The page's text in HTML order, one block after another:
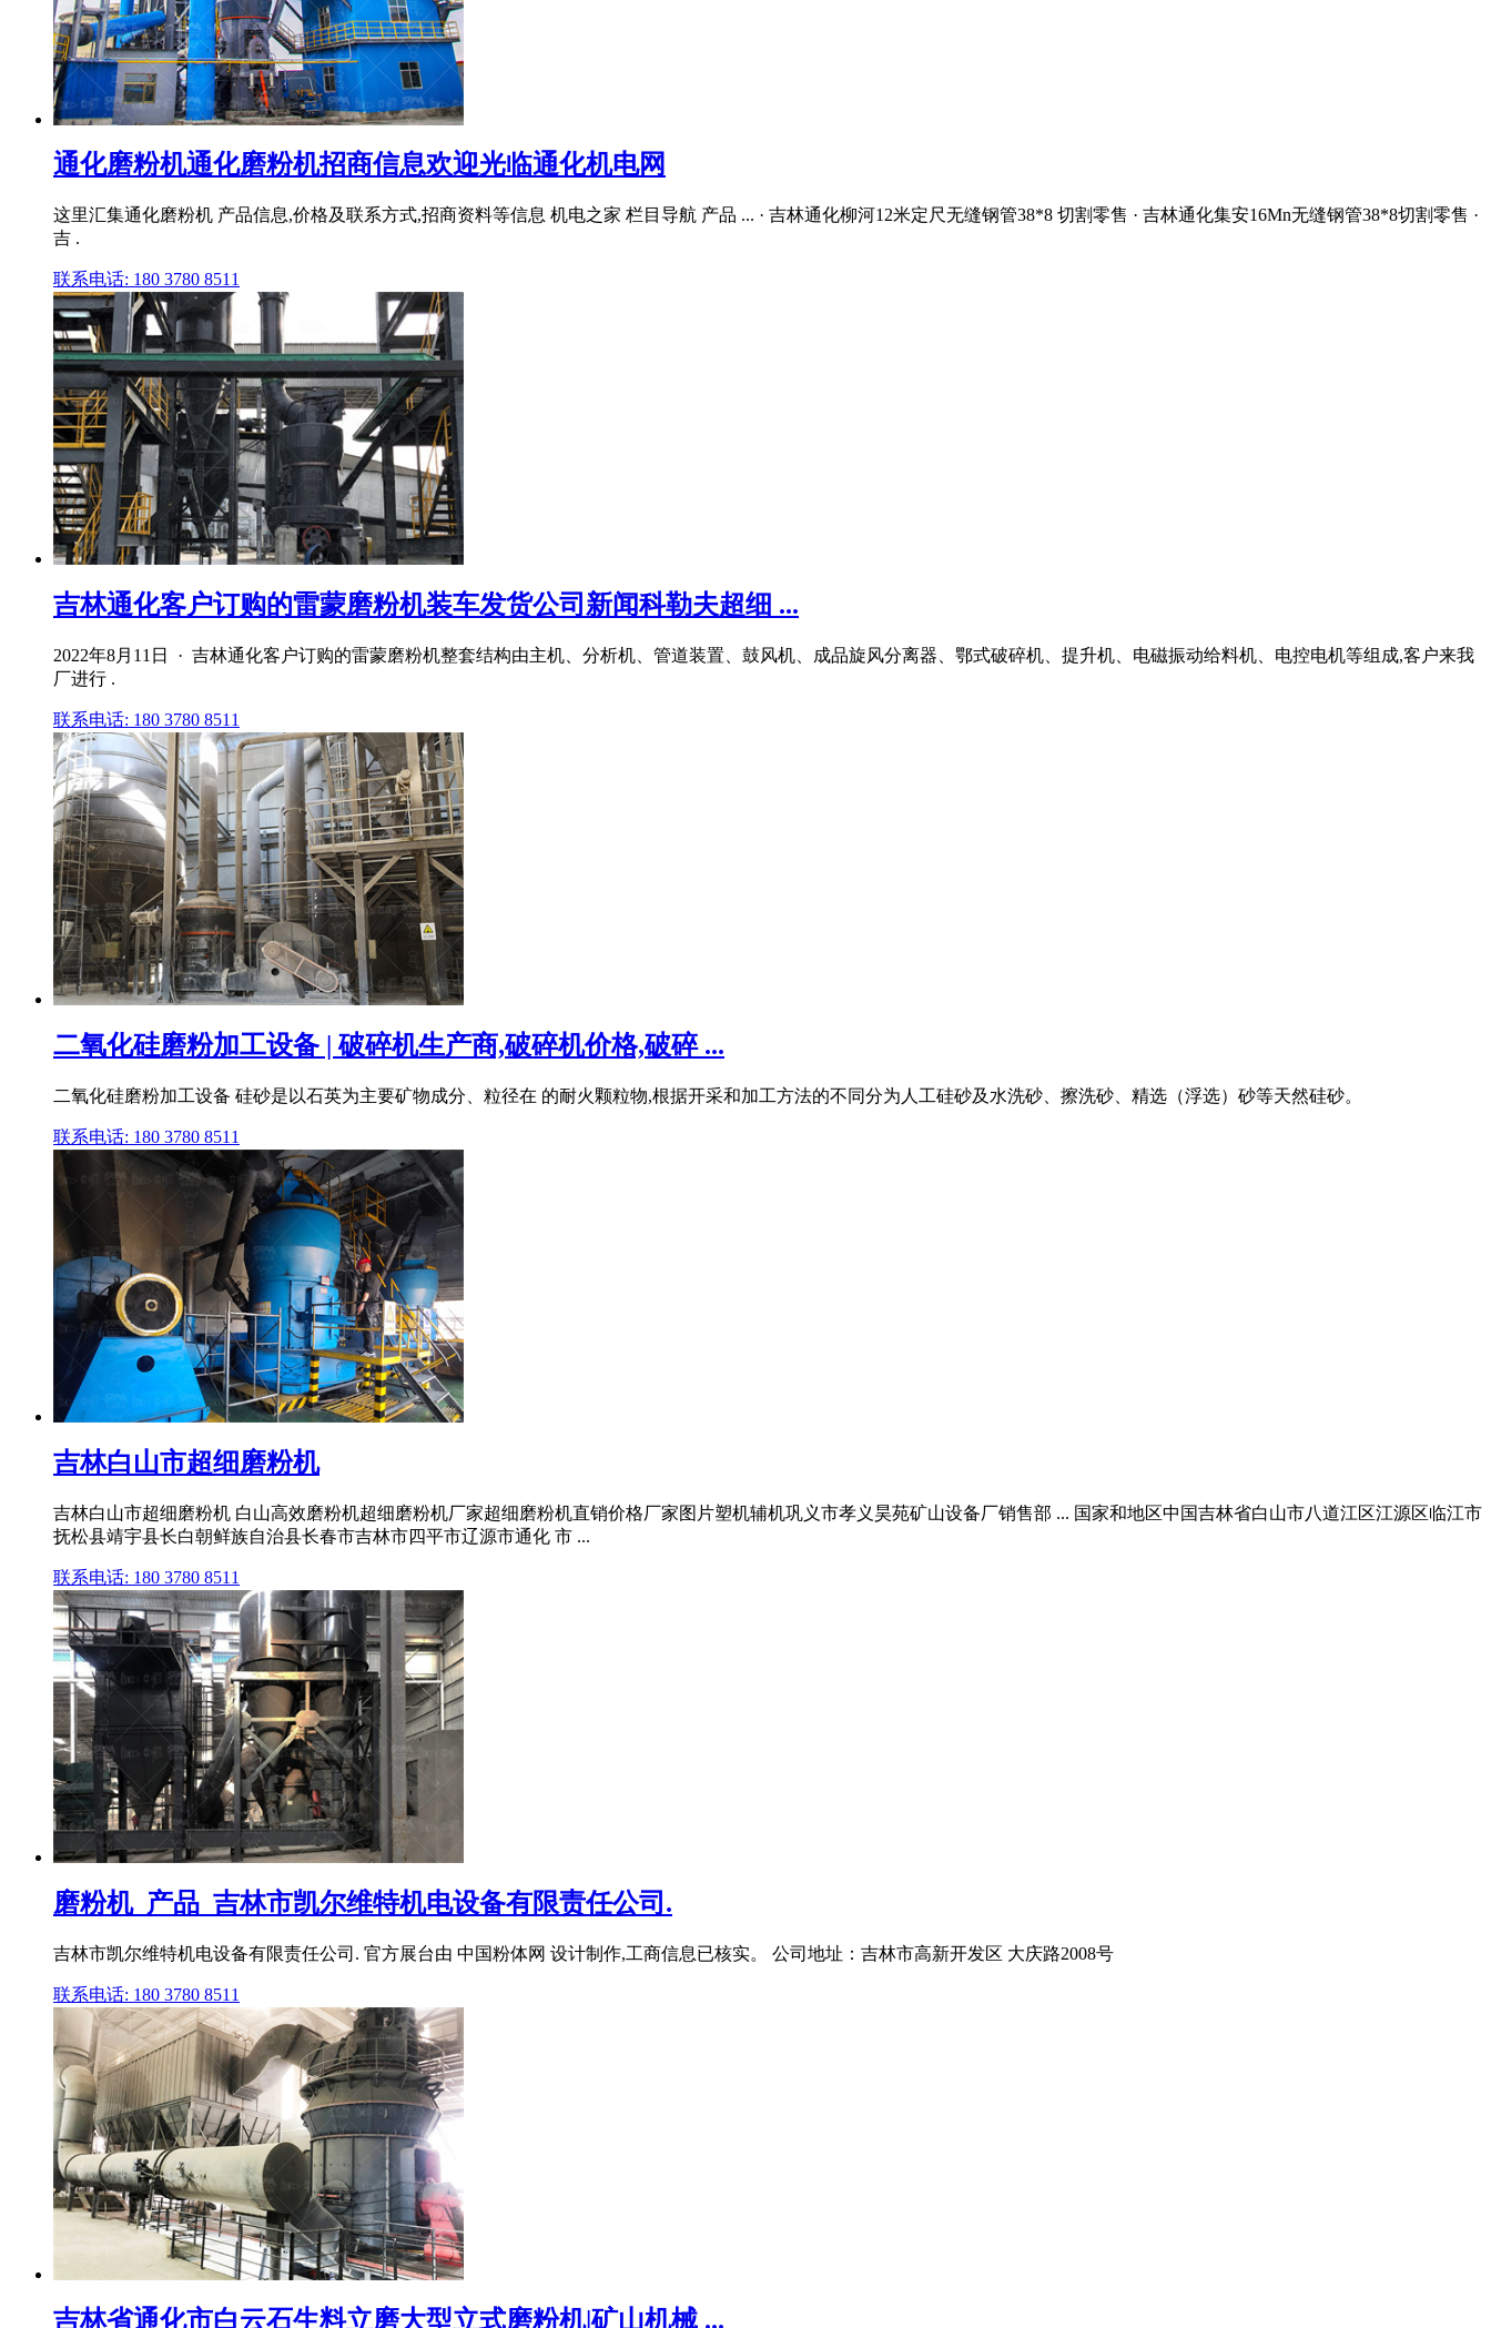
通化磨粉机通化磨粉机招商信息欢迎光临通化机电网
这里汇集通化磨粉机 产品信息,价格及联系方式,招商资料等信息 机电之家 栏目导航 产品 ... · 吉林通化柳河12米定尺无缝钢管38*8 切割零售 · 吉林通化集安16Mn无缝钢管38*8切割零售 ·
吉 .
联系电话: 180 3780 8511
吉林通化客户订购的雷蒙磨粉机装车发货公司新闻科勒夫超细 ...
2022年8月11日 · 吉林通化客户订购的雷蒙磨粉机整套结构由主机、分析机、管道装置、鼓风机、成品旋风分离器、鄂式破碎机、提升机、电磁振动给料机、电控电机等组成,客户来我
厂进行 .
联系电话: 180 3780 8511
二氧化硅磨粉加工设备 | 破碎机生产商,破碎机价格,破碎 ...
二氧化硅磨粉加工设备 硅砂是以石英为主要矿物成分、粒径在 的耐火颗粒物,根据开采和加工方法的不同分为人工硅砂及水洗砂、擦洗砂、精选（浮选）砂等天然硅砂。
联系电话: 180 3780 8511
吉林白山市超细磨粉机
吉林白山市超细磨粉机 白山高效磨粉机超细磨粉机厂家超细磨粉机直销价格厂家图片塑机辅机巩义市孝义昊苑矿山设备厂销售部 ... 国家和地区中国吉林省白山市八道江区江源区临江市
抚松县靖宇县长白朝鲜族自治县长春市吉林市四平市辽源市通化 市 ...
联系电话: 180 3780 8511
磨粉机_产品_吉林市凯尔维特机电设备有限责任公司.
吉林市凯尔维特机电设备有限责任公司. 官方展台由 中国粉体网 设计制作,工商信息已核实。 公司地址：吉林市高新开发区 大庆路2008号
联系电话: 180 3780 8511
吉林省通化市白云石生料立磨大型立式磨粉机|矿山机械 ...